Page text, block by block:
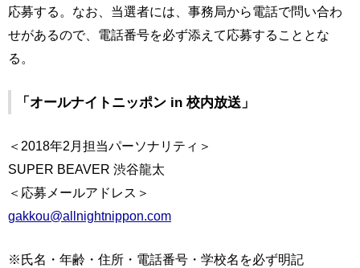
応募する。なお、当選者には、事務局から電話で問い合わ
せがあるので、電話番号を必ず添えて応募することとな
る。
「オールナイトニッポン in 校内放送」
＜2018年2月担当パーソナリティ＞
SUPER BEAVER 渋谷龍太
＜応募メールアドレス＞
gakkou@allnightnippon.com
※氏名・年齢・住所・電話番号・学校名を必ず明記